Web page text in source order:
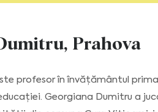
Prahova
profesor în învățământul
Georgiana Dumitru a